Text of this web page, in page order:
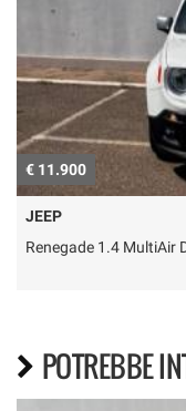
€ 11.900
JEEP
Renegade 1.4 MultiAir
POTREBBE